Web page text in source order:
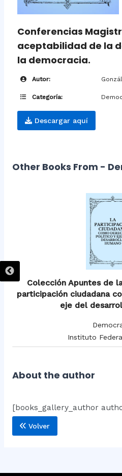
Conferencias
aceptabilidad de la
la democracia.
Autor:
Categoría:
Descargar aquí
Other Books From -
Colección Apuntes de
participación ciudadana
eje del
Instituto
About the author
[books_gallery_author
Volver